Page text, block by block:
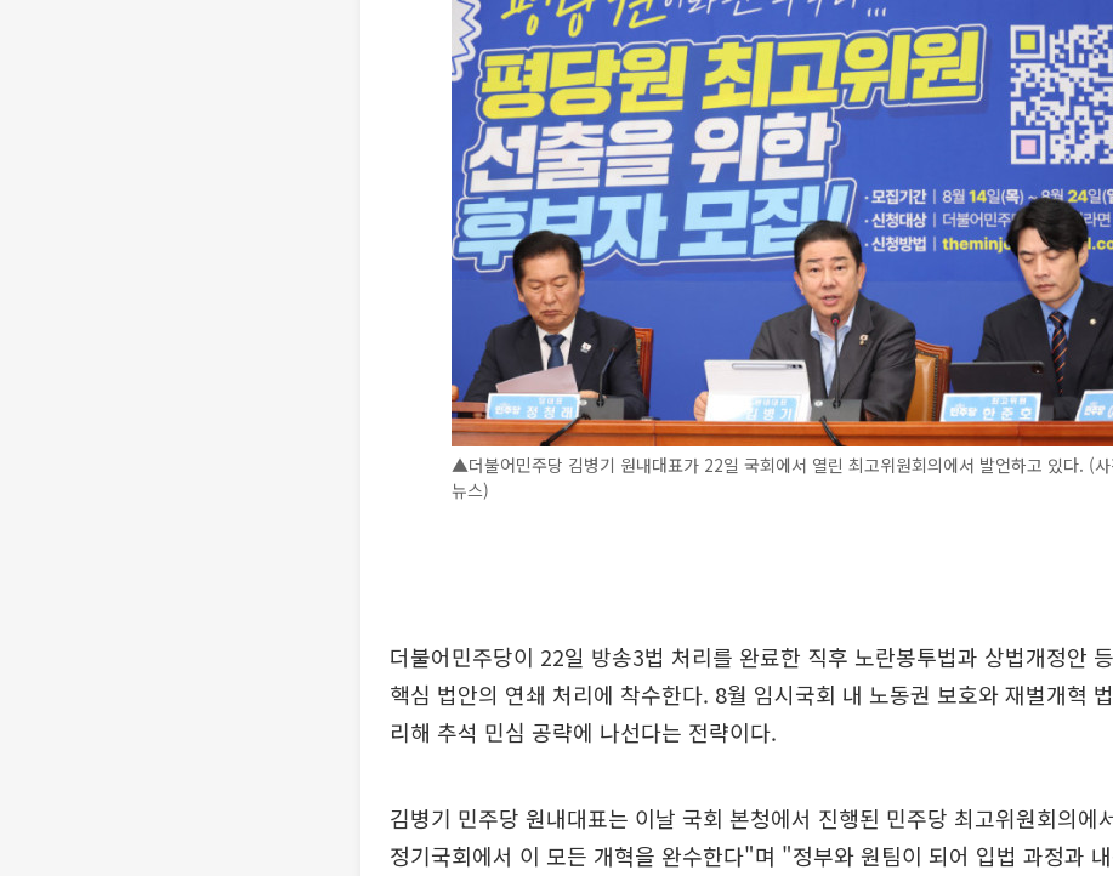
▲더불어민주당 김병기 원내대표가 22일 국회에서 열린 최고위원회의에서 발언하고 있다. (
뉴스)
더불어민주당이 22일 방송3법 처리를 완료한 직후 노란봉투법과 상법개정안
핵심 법안의 연쇄 처리에 착수한다. 8월 임시국회 내 노동권 보호와 재벌개혁
리해 추석 민심 공략에 나선다는 전략이다.
김병기 민주당 원내대표는 이날 국회 본청에서 진행된 민주당 최고위원회의에
정기국회에서 이 모든 개혁을 완수한다"며 "정부와 원팀이 되어 입법 과정과